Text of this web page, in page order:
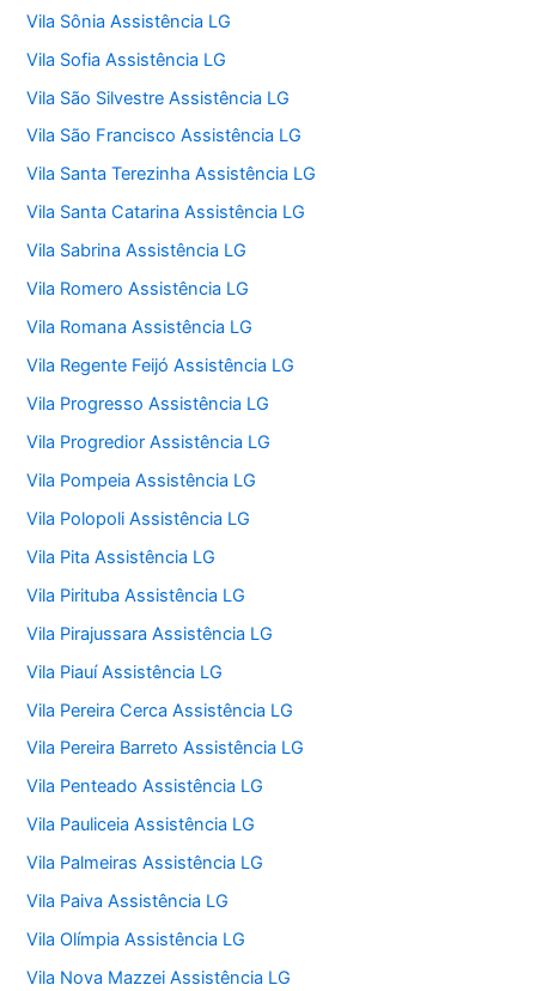
Vila Sônia Assistência LG
Vila Sofia Assistência LG
Vila São Silvestre Assistência LG
Vila São Francisco Assistência LG
Vila Santa Terezinha Assistência LG
Vila Santa Catarina Assistência LG
Vila Sabrina Assistência LG
Vila Romero Assistência LG
Vila Romana Assistência LG
Vila Regente Feijó Assistência LG
Vila Progresso Assistência LG
Vila Progredior Assistência LG
Vila Pompeia Assistência LG
Vila Polopoli Assistência LG
Vila Pita Assistência LG
Vila Pirituba Assistência LG
Vila Pirajussara Assistência LG
Vila Piauí Assistência LG
Vila Pereira Cerca Assistência LG
Vila Pereira Barreto Assistência LG
Vila Penteado Assistência LG
Vila Pauliceia Assistência LG
Vila Palmeiras Assistência LG
Vila Paiva Assistência LG
Vila Olímpia Assistência LG
Vila Nova Mazzei Assistência LG